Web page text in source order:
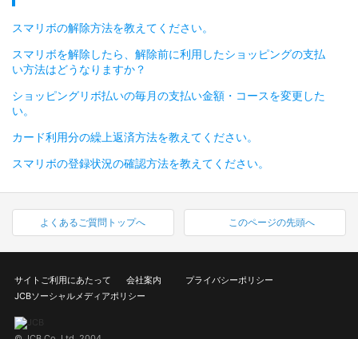
スマリボの解除方法を教えてください。
スマリボを解除したら、解除前に利用したショッピングの支払
い方法はどうなりますか？
ショッピングリボ払いの毎月の支払い金額・コースを変更した
い。
カード利用分の繰上返済方法を教えてください。
スマリボの登録状況の確認方法を教えてください。
よくあるご質問トップへ このページの先頭へ
サイトご利用にあたって 会社案内
プライバシーポリシー
JCBソーシャルメディアポリシー